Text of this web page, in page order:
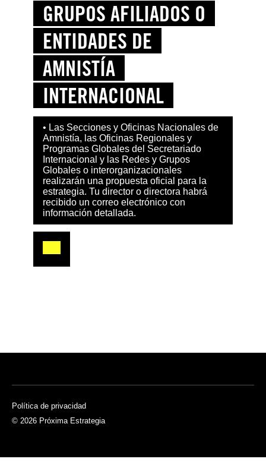
GRUPOS AFILIADOS O
ENTIDADES DE
AMNISTÍA
INTERNACIONAL
• Las Secciones y Oficinas Nacionales de
Amnistía, las Oficinas Regionales y
Programas Globales del Secretariado
Internacional y las Redes y Grupos
Globales o interorganizacionales
realizarán una propuesta oficial para la
estrategia. Tu director o directora habrá
recibido un correo electrónico con
información detallada.
Política de privacidad
© 2026 Próxima Estrategia